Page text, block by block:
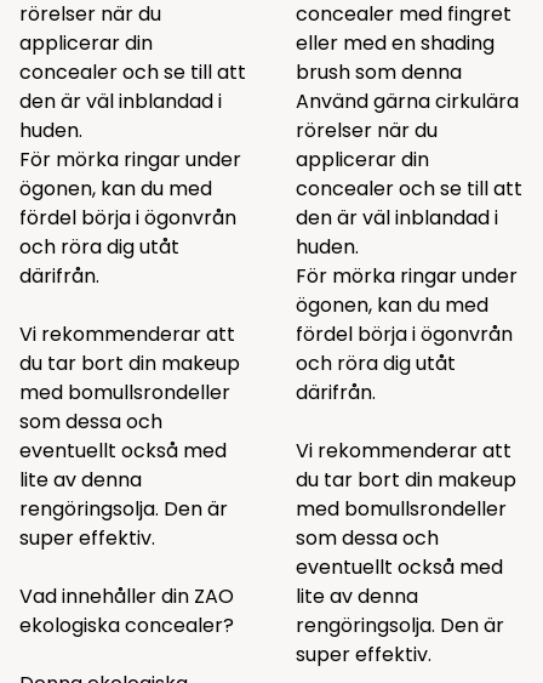
rörelser när du
applicerar din
concealer och se till att
den är väl inblandad i
huden.
För mörka ringar under
ögonen, kan du med
fördel börja i ögonvrån
och röra dig utåt
därifrån.
Vi rekommenderar att
du tar bort din makeup
med bomullsrondeller
somdessaoch
eventuellt också med
lite avdenna
rengöringsolja. Den är
super effektiv.
Vad innehåller din ZAO
ekologiska concealer?
concealer med fingret
eller med en shading
brush somdenna
Använd gärna cirkulära
rörelser när du
applicerar din
concealer och se till att
den är väl inblandad i
huden.
För mörka ringar under
ögonen, kan du med
fördel börja i ögonvrån
och röra dig utåt
därifrån.
Vi rekommenderar att
du tar bort din makeup
med bomullsrondeller
somdessaoch
eventuellt också med
lite avdenna
rengöringsolja. Den är
super effektiv.